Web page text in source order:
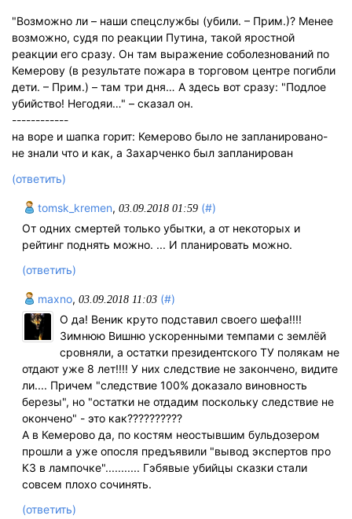
"Возможно ли – наши спецслужбы (убили. – Прим.)? Менее
возможно, судя по реакции Путина, такой яростной
реакции его сразу. Он там выражение соболезнований по
Кемерову (в результате пожара в торговом центре погибли
дети. – Прим.) – там три дня… А здесь вот сразу: "Подлое
убийство! Негодяи…" – сказал он.
------------
на воре и шапка горит: Кемерово было не запланировано-
не знали что и как, а Захарченко был запланирован
(ответить)
tomsk_kremen, 03.09.2018 01:59 (#)
От одних смертей только убытки, а от некоторых и
рейтинг поднять можно. ... И планировать можно.
(ответить)
maxno, 03.09.2018 11:03 (#)
О да! Веник круто подставил своего шефа!!!!
Зимнюю Вишню ускоренными темпами с землёй
сровняли, а остатки президентского ТУ полякам не
отдают уже 8 лет!!!! У них следствие не закончено, видите
ли.... Причем "следствие 100% доказало виновность
березы", но "остатки не отдадим поскольку следствие не
окончено" - это как??????????
А в Кемерово да, по костям неостывшим бульдозером
прошли а уже опосля предъявили "вывод экспертов про
КЗ в лампочке"........... Гэбявые убийцы сказки стали
совсем плохо сочинять.
(ответить)